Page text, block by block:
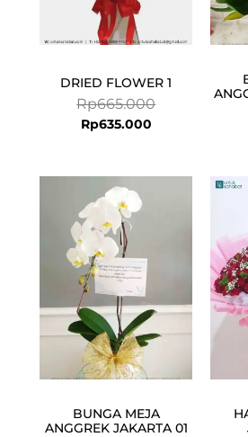
DRIED FLOWER 1
Rp665.000
Rp635.000
BUNGA MEJA
ANGGREK JAKARTA 01